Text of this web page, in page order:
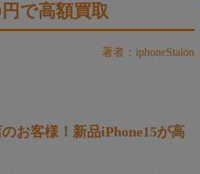
で高額買取
著者：iphoneStaion
お客様！新品iPhone15が高